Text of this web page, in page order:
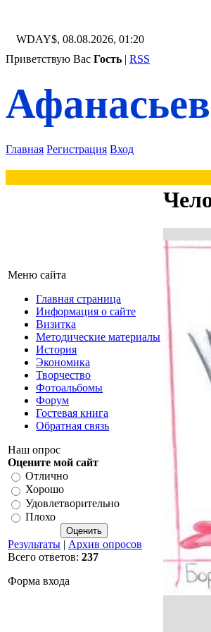
WDAY$, 08.08.2026, 01:20
Приветствую Вас Гость | RSS
Главная Регистрация Вход
Меню сайта
Главная страница
Информация о сайте
Визитка
Методические материалы
История
Экономика
Творчество
Фотоальбомы
Форум
Гостевая книга
Обратная связь
Наш опрос
Оцените мой сайт
Отлично
Хорошо
Удовлетворительно
Плохо
Результаты | Архив опросов
Всего ответов: 237
Форма входа